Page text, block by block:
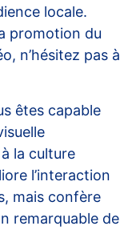
locale.
promotion du
n’hésitez pas à
êtes capable
la culture
l’interaction
mais confère
remarquable de